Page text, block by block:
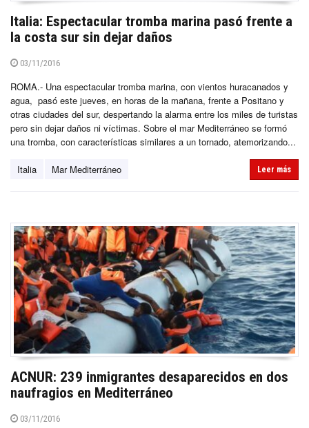
Italia: Espectacular tromba marina pasó frente a
la costa sur sin dejar daños
03/11/2016
ROMA.- Una espectacular tromba marina, con vientos huracanados y
agua, pasó este jueves, en horas de la mañana, frente a Positano y
otras ciudades del sur, despertando la alarma entre los miles de turistas
pero sin dejar daños ni víctimas. Sobre el mar Mediterráneo se formó
una tromba, con características similares a un tornado, atemorizando...
Italia Mar Mediterráneo Leer más
ACNUR: 239 inmigrantes desaparecidos en dos
naufragios en Mediterráneo
03/11/2016